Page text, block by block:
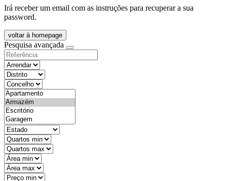
Irá receber um email com as instruções para recuperar a sua
password.
voltar à homepage
Pesquisa avançada
objective
districtId
countyId
types
state
mintypo
maxtypo
minarea
maxarea
minprice